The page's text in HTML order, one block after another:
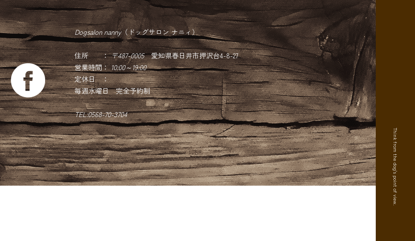
Think from the dog's point of view.
Dogsalon nanny（ドッグサロン ナニィ）
住所 ：〒487-0005愛知県春日井市押沢台4-8-27
営業時間：10:00～19:00
定休日 ：
毎週水曜日 完全予約制
TEL:0568-70-3704